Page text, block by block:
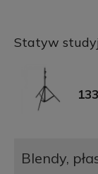
Statyw
Blendy,